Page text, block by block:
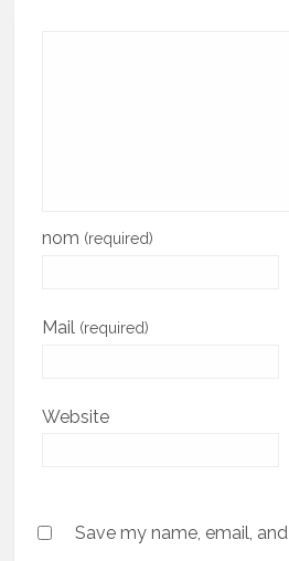
nom (required)
Mail (required)
Website
Save my name, email,